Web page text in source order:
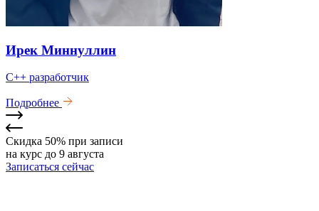
Ирек Миннуллин
C++ разработчик
Подробнее
Скидка 50% при записи
на курс до 9 августа
Записаться сейчас